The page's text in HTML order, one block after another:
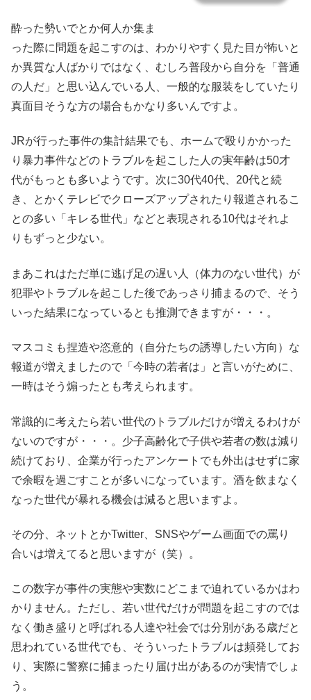
酔った勢いでとか何人か集ま
った際に問題を起こすのは、わかりやすく見た目が怖いと
か異質な人ばかりではなく、むしろ普段から自分を「普通
の人だ」と思い込んでいる人、一般的な服装をしていたり
真面目そうな方の場合もかなり多いんですよ。
JRが行った事件の集計結果でも、ホームで殴りかかった
り暴力事件などのトラブルを起こした人の実年齢は50才
代がもっとも多いようです。次に30代40代、20代と続
き、とかくテレビでクローズアップされたり報道されるこ
との多い「キレる世代」などと表現される10代はそれよ
りもずっと少ない。
まあこれはただ単に逃げ足の遅い人（体力のない世代）が
犯罪やトラブルを起こした後であっさり捕まるので、そう
いった結果になっているとも推測できますが・・・。
マスコミも捏造や恣意的（自分たちの誘導したい方向）な
報道が増えましたので「今時の若者は」と言いがために、
一時はそう煽ったとも考えられます。
常識的に考えたら若い世代のトラブルだけが増えるわけが
ないのですが・・・。少子高齢化で子供や若者の数は減り
続けており、企業が行ったアンケートでも外出はせずに家
で余暇を過ごすことが多いになっています。酒を飲まなく
なった世代が暴れる機会は減ると思いますよ。
その分、ネットとかTwitter、SNSやゲーム画面での罵り
合いは増えてると思いますが（笑）。
この数字が事件の実態や実数にどこまで迫れているかはわ
かりません。ただし、若い世代だけが問題を起こすのでは
なく働き盛りと呼ばれる人達や社会では分別がある歳だと
思われている世代でも、そういったトラブルは頻発してお
り、実際に警察に捕まったり届け出があるのが実情でしょ
う。